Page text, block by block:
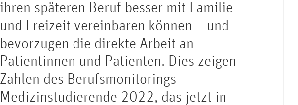
ihren späteren Beruf besser mit Familie
und Freizeit vereinbaren können – und
bevorzugen die direkte Arbeit an
Patientinnen und Patienten. Dies zeigen
Zahlen des Berufsmonitorings
Medizinstudierende 2022, das jetzt in